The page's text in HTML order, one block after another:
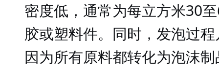
密度低，通常为每立方米30
胶或塑料件。同时，发泡过
因为所有原料都转化为泡沫